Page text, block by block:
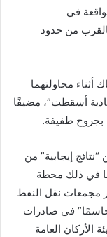
في
من حدود
أثناء محاولتهما
أسقطت”، مضيفًا
بجروح طفيفة.
إيجابية” من
في ذلك محطة
مجمعات نقل النفط
في صادرات
الأركان العامة